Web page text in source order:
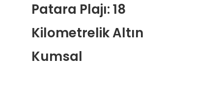
Patara Plajı: 18
Kilometrelik Altın
Kumsal